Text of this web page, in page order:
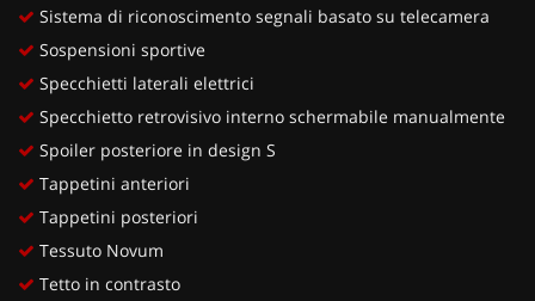
Sistema di riconoscimento segnali basato su telecamera
Sospensioni sportive
Specchietti laterali elettrici
Specchietto retrovisivo interno schermabile manualmente
Spoiler posteriore in design S
Tappetini anteriori
Tappetini posteriori
Tessuto Novum
Tetto in contrasto